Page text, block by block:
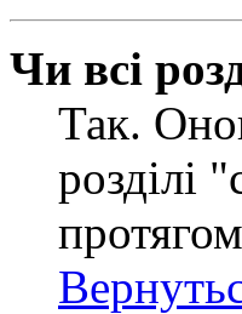
Чи всі
Так.
розділі